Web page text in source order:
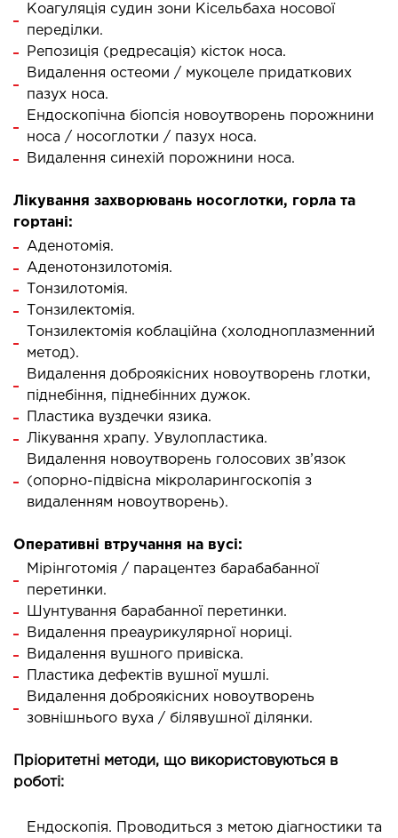
РЕЗОНАНСНАЯ
(МРТ)
органов
РЕАБИЛИТОЛОГИЯ
лечения
ХИРУРГИЯ
хирургия
И ОРТОПЕДИЯ
опорно-двигательного аппарата
(травматологический пункт)
оперативных вмешательств
Коагуляція судин зони Кісельбаха носової
переділки.
Репозиція (редресація) кісток носа.
Видалення остеоми / мукоцеле придаткових
пазух носа.
Ендоскопічна біопсія новоутворень порожнини
носа / носоглотки / пазух носа.
Видалення синехій порожнини носа.
Лікування захворювань носоглотки, горла та
гортані:
Аденотомія.
Аденотонзилотомія.
Тонзилотомія.
Тонзилектомія.
Тонзилектомія коблаційна (холодноплазменний
метод).
Видалення доброякісних новоутворень глотки,
піднебіння, піднебінних дужок.
Пластика вуздечки язика.
Лікування храпу. Увулопластика.
Видалення новоутворень голосових зв’язок
(опорно-підвісна мікроларингоскопія з
видаленням новоутворень).
Оперативні втручання на вусі:
Мірінготомія / парацентез барабабанної
перетинки.
Шунтування барабанної перетинки.
Видалення преаурикулярної нориці.
Видалення вушного привіска.
Пластика дефектів вушної мушлі.
Видалення доброякісних новоутворень
зовнішнього вуха / білявушної ділянки.
Пріоритетні методи, що використовуються в
роботі:
Ендоскопія. Проводиться з метою діагностики та